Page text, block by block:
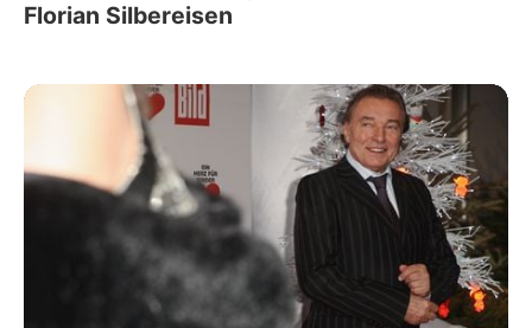
Florian Silbereisen